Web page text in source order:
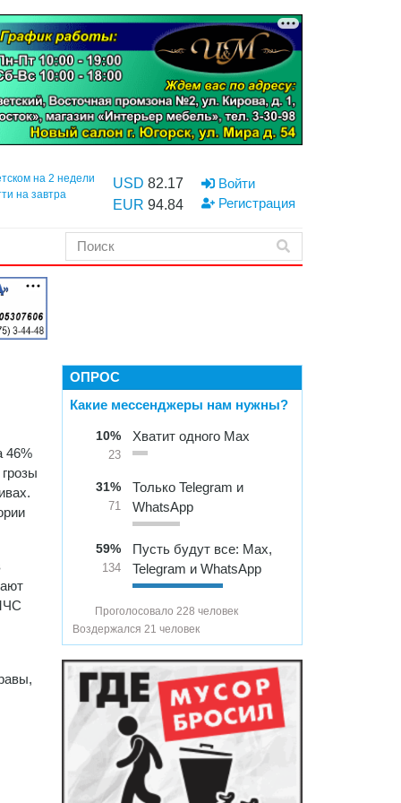
на 2 недели
на завтра
USD 82.17
EUR 94.84
Войти
Регистрация
46%
ОПРОС
Какие мессенджеры нам нужны?
10%
23
Хватит одного Max
31%
71
Только Telegram и
WhatsApp
59%
134
Пусть будут все: Max,
Telegram и WhatsApp
Проголосовало 228 человек
Воздержался 21 человек